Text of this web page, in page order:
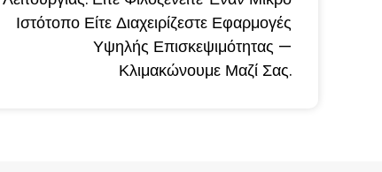
Ιστότοπο Είτε Διαχειρίζεστε Εφαρμογές
Υψηλής Επισκεψιμότητας —
Κλιμακώνουμε Μαζί Σας.